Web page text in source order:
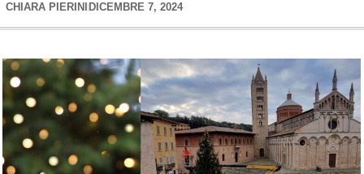
CHIARA PIERINI DICEMBRE 7, 2024